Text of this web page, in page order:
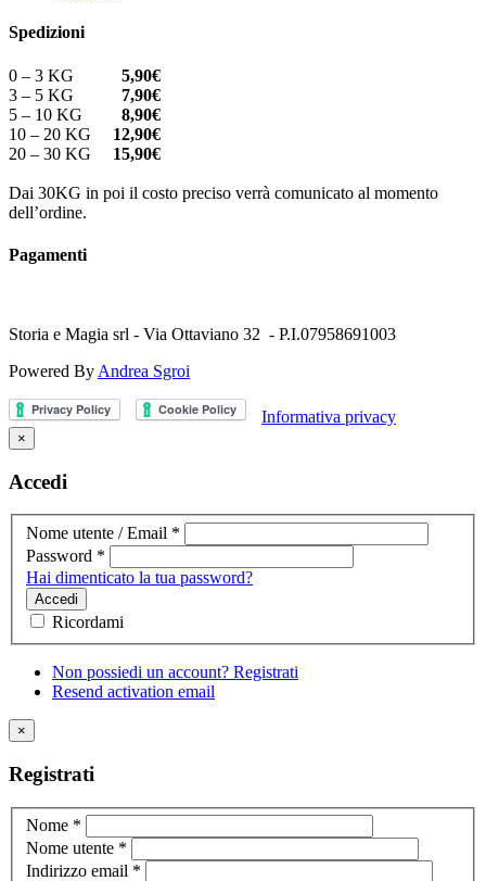
Spedizioni
0 – 3 KG 5,90€
3 – 5 KG 7,90€
5 – 10 KG 8,90€
10 – 20 KG 12,90€
20 – 30 KG 15,90€
Dai 30KG in poi il costo preciso verrà comunicato al momento
dell’ordine.
Pagamenti
Storia e Magia srl - Via Ottaviano 32 - P.I.07958691003
Powered By Andrea Sgroi
Informativa privacy
×
Accedi
Nome utente / Email *
Password *
Hai dimenticato la tua password?
Accedi
Ricordami
Non possiedi un account? Registrati
Resend activation email
×
Registrati
Nome *
Nome utente *
Indirizzo email *